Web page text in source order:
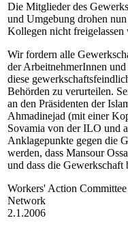
Die Mitglieder des
und Umgebung drohen
Kollegen nicht freigelassen
Wir fordern alle
der ArbeitnehmerInnen
diese
Behörden zu verurteilen.
an den Präsidenten der
Ahmadinejad (mit einer
Sovamia von der ILO und
Anklagepunkte gegen die
werden, dass Mansour
und dass die
Workers' Action
Network
2.1.2006